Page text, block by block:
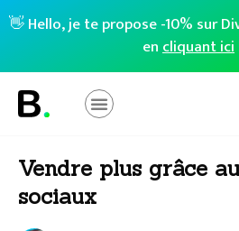
👋 Hello, je te propose -10% sur
encliquant ici
Vendre plus grâce
sociaux